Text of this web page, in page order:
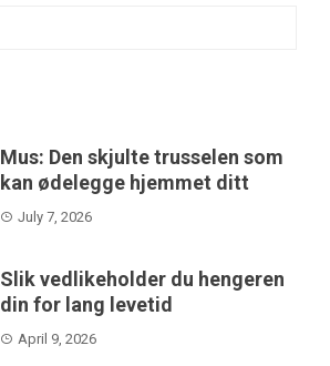
Mus: Den skjulte trusselen som
kan ødelegge hjemmet ditt
July 7, 2026
Slik vedlikeholder du hengeren
din for lang levetid
April 9, 2026